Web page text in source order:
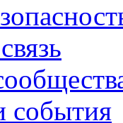
события